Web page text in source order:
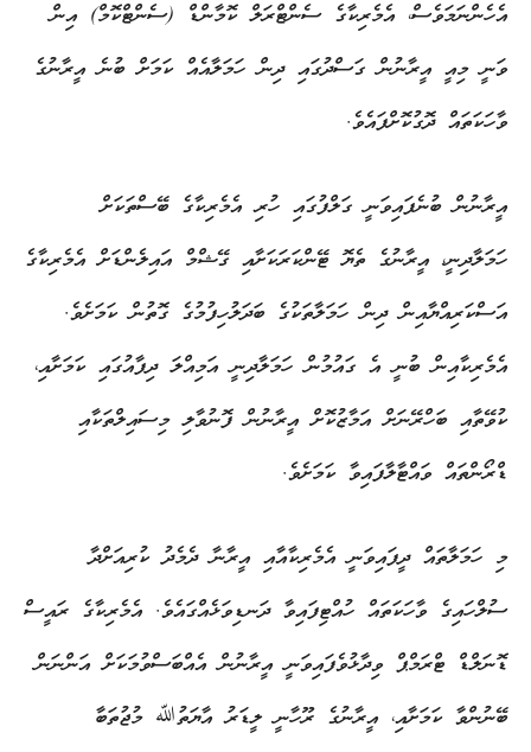
އެހެންނަމަވެސް، އެމެރިކާގެ ސެންޓްރަލް ކޮމާންޑް (ސެންޓްކޮމް) އިން
ވަނީ މިއީ އީރާނުން ގަސްދުގައި ދިން ހަމަލާއެއް ކަމަށް ބުނެ އީރާނުގެ
ވާހަކަތައް ދޮގުކޮށްފައެވެ.
އީރާނުން ބުނެފައިވަނީ ގަލްފުގައި ހުރި އެމެރިކާގެ ބޭސްތަކަށް
ހަމަލާދިނީ، އީރާނުގެ ތެޔޮ ޓޭންކަރަކަށާއި ގޭޝްމް އައިލެންޑަށް އެމެރިކާގެ
އަސްކަރިއްޔާއިން ދިން ހަމަލާތަކުގެ ބަދަލުހިފުމުގެ ގޮތުން ކަމަށެވެ.
އެމެރިކާއިން ބުނީ އެ ގައުމުން ހަމަލާދިނީ އަމިއްލަ ދިފާއުގައި ކަމަށާއި،
ކުވޭތާއި ބަހްރޭނަށް އަމާޒުކޮށް އީރާނުން ފޮނުވާލި މިސައިލްތަކާއި
ޑްރޯންތައް ވައްޓާލާފައިވާ ކަމަށެވެ.
މި ހަމަލާތައް ދީފައިވަނީ އެމެރިކާއާއި އީރާނާ ދެމެދު ކުރިއަށްދާ
ސުލްހައިގެ ވާހަކަތައް ހުއްޓިފައިވާ ދަނޑިވަޅެއްގައެވެ. އެމެރިކާގެ ރައީސް
ޑޮނަލްޑް ޓްރަމްޕް ވިދާޅުވެފައިވަނީ އީރާނުން އެއްބަސްވުމަކަށް އަންނަން
ބޭނުންވާ ކަމަށާއި، އީރާނުގެ ރޫހާނީ ލީޑަރު އާޔަތުﷲ މުޖުތަބާ